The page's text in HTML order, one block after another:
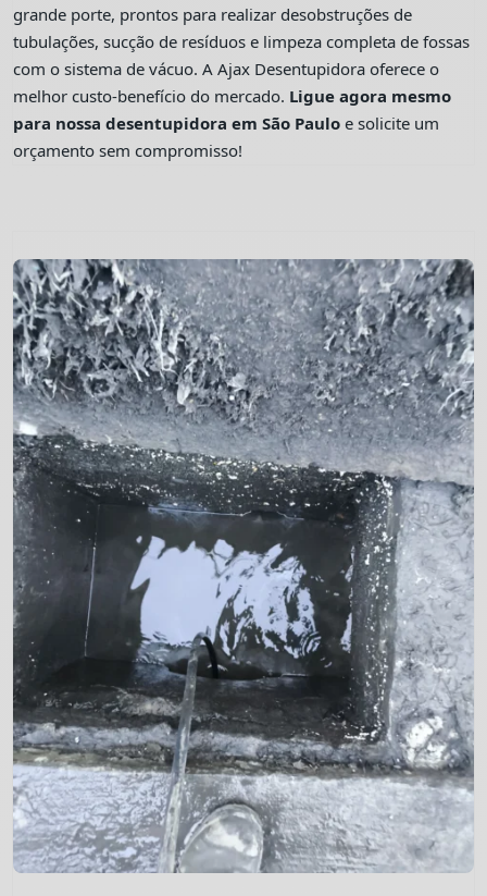
grande porte, prontos para realizar desobstruções de
tubulações, sucção de resíduos e limpeza completa de fossas
com o sistema de vácuo. A Ajax Desentupidora oferece o
melhor custo-benefício do mercado. Ligue agora mesmo
para nossa desentupidora em São Paulo e solicite um
orçamento sem compromisso!